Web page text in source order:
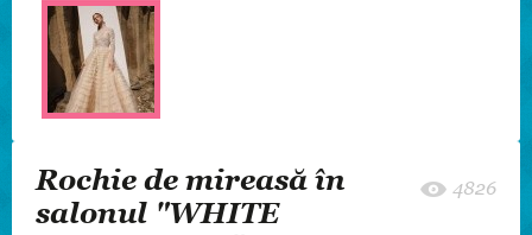
Rochie de mireasă în
salonul "WHITE
4826